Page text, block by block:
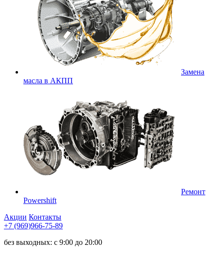
Замена
масла в АКПП
Ремонт
Powershift
Акции Контакты
+7 (969)966-75-89
без выходных: с 9:00 до 20:00